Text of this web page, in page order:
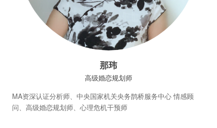
那玮
高级婚恋规划师
MA资深认证分析师、中央国家机关央务鹊桥服务中心 情感顾
问、高级婚恋规划师、心理危机干预师